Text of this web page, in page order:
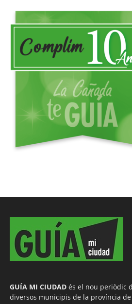
GUÍA MI CIUDAD és el nou periòdic
diversos municipis de la província